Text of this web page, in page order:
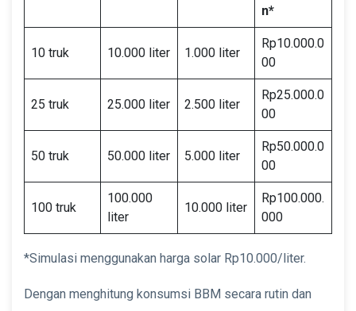
n*
10 truk 10.000 liter 1.000 liter
Rp10.000.0
00
25 truk 25.000 liter 2.500 liter
Rp25.000.0
00
50 truk 50.000 liter 5.000 liter
Rp50.000.0
00
100 truk
100.000
liter
10.000 liter
Rp100.000.
000
*Simulasi menggunakan harga solar Rp10.000/liter.
Dengan menghitung konsumsi BBM secara rutin dan